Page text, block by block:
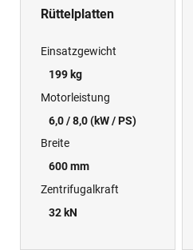
Rüttelplatten
Einsatzgewicht
199 kg
Motorleistung
6,0 / 8,0 (kW / PS)
Breite
600 mm
Zentrifugalkraft
32 kN